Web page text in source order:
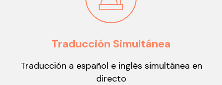
Traducción Simultánea
Traducción a español e inglés simultánea en
directo